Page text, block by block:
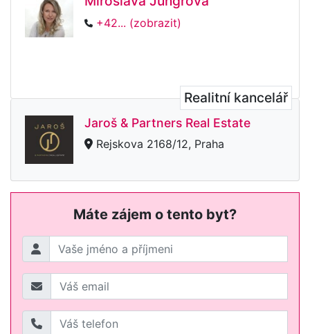
+42... (zobrazit)
Realitní kancelář
Jaroš & Partners Real Estate
Rejskova 2168/12, Praha
Máte zájem o tento byt?